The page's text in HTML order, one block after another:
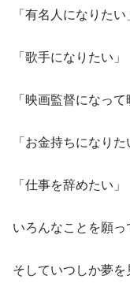
「有名人になりたい
「歌手になりたい」
「映画監督になって
「お金持ちになりた
「仕事を辞めたい」
いろんなことを願
そしていつしか夢を